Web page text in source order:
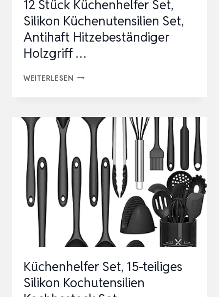
12 Stück Küchenhelfer Set,
Silikon Küchenutensilien Set,
Antihaft Hitzebeständiger
Holzgriff …
WEITERLESEN 12
SET,
SILIKON
KÜCHENUTENSILIEN
SET,
ANTIHAFT
HITZEBESTÄNDIGER
HOLZGRIFF
Küchenhelfer Set, 15-teiliges
Silikon Kochutensilien